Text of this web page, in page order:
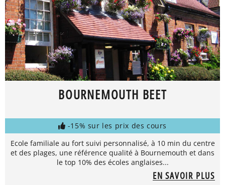
BOURNEMOUTH BEET
-15% sur les prix des cours
Ecole familiale au fort suivi personnalisé, à 10 min du centre
et des plages, une référence qualité à Bournemouth et dans
le top 10% des écoles anglaises...
EN SAVOIR PLUS